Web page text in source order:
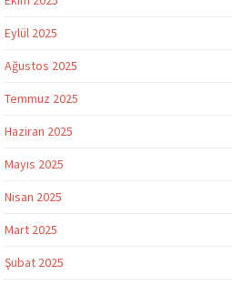
Eylül 2025
Ağustos 2025
Temmuz 2025
Haziran 2025
Mayıs 2025
Nisan 2025
Mart 2025
Şubat 2025